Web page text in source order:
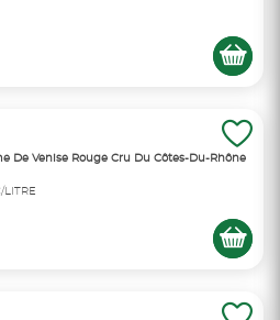
De Venise Rouge Cru Du Côtes-Du-Rhône
LITRE